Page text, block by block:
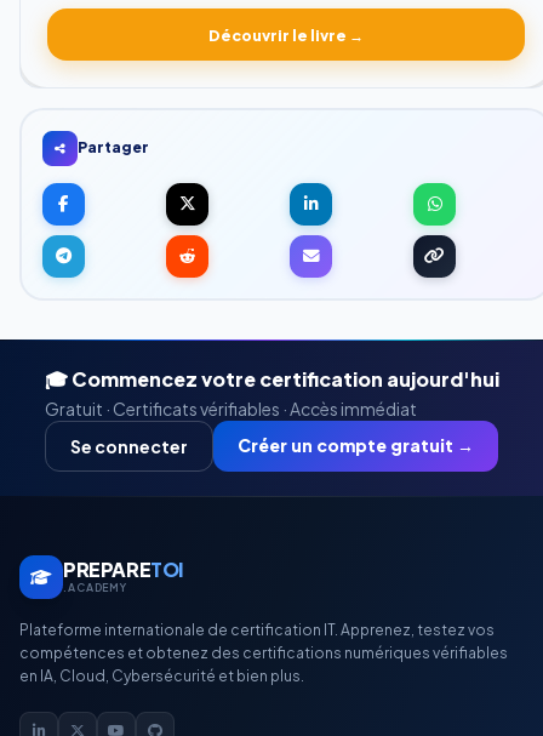
Découvrir le livre →
Partager
🎓 Commencez votre certification aujourd'hui
Gratuit · Certificats vérifiables · Accès immédiat
Se connecter
Créer un compte gratuit →
PREPARETOI
.ACADEMY
Plateforme internationale de certification IT. Apprenez, testez vos
compétences et obtenez des certifications numériques vérifiables
en IA, Cloud, Cybersécurité et bien plus.